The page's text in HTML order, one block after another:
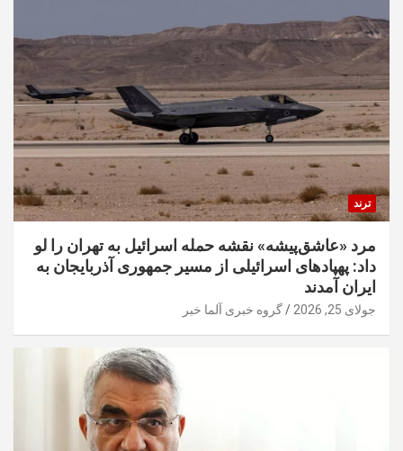
ترند
مرد «عاشق‌پیشه» نقشه حمله اسرائیل به تهران را لو
داد: پهپادهای اسرائیلی از مسیر جمهوری آذربایجان به
ایران آمدند
جولای 25, 2026 گروه خبری آلما خبر